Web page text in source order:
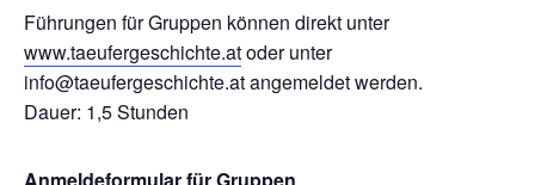
Führungen für Gruppen können direkt unter
www.taeufergeschichte.atoder unter
info@taeufergeschichte.at angemeldet werden.
Dauer: 1,5 Stunden
Anmeldeformular für Gruppen